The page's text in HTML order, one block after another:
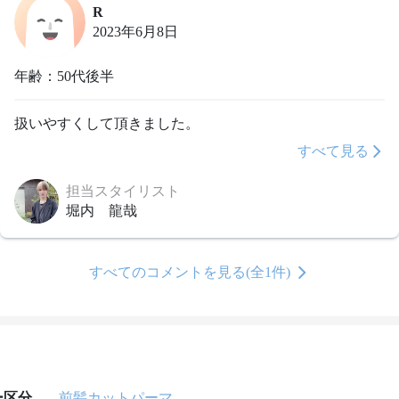
R
2023年6月8日
年齢：50代後半
扱いやすくして頂きました。
すべて見る
担当スタイリスト
堀内 龍哉
すべてのコメントを見る(全1件)